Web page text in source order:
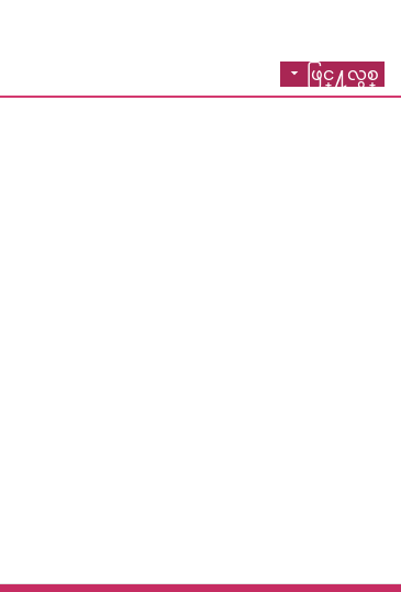
ဖြင္႔လွစ္